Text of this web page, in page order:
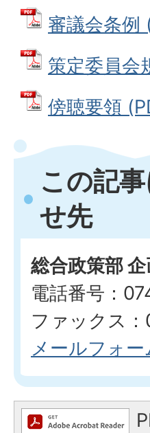
審議会条例
策定委員会
傍聴要領
この記
せ先
総合政策部
電話番号：
ファックス
メールフォ